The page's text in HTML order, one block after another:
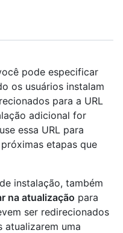
pode especificar
os usuários instalam
para a URL
adicional for
essa URL para
etapas que
instalação, também
na atualização para
ser redirecionados
atualizarem uma